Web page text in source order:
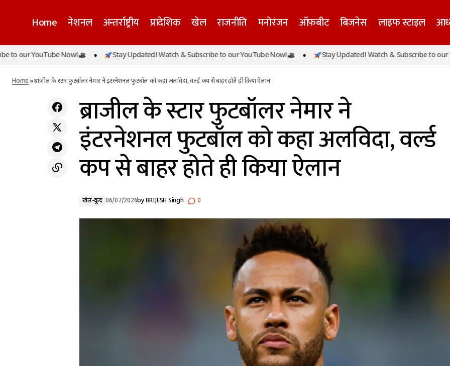
Home नेशनल अन्तर्राष्ट्रीय प्रादेशिक खेल राजनीति मनोरंजन ऑफ़बीट बिजनेस लाइफ स्टाइल
अफगानिस्तान एयर स्ट्राइक में शामिल रहे पाक
वायुसेना अधिकारी की हत्या से सनसनी, एयर
खेल-
ब्राजील के स्टार फुटबॉलर नेमार ने इंटरनेशनल फुटबॉल को कहा अलविदा,
Now! Stay Updated! Watch & Subscribe to our YouTube Now! Stay Updated! Watch & Subscribe to our
Home»ब्राजील के स्टार फुटबॉलर नेमार ने इंटरनेशनल फुटबॉल को कहा अलविदा, वर्ल्ड कप से बाहर होते ही किया ऐलान
ब्राजील के स्टार फुटबॉलर नेमार ने
इंटरनेशनल फुटबॉल को कहा अलविदा, वर्ल्ड
कप से बाहर होते ही किया ऐलान
खेल-कूद 06/07/2026byBRIJESH Singh 0